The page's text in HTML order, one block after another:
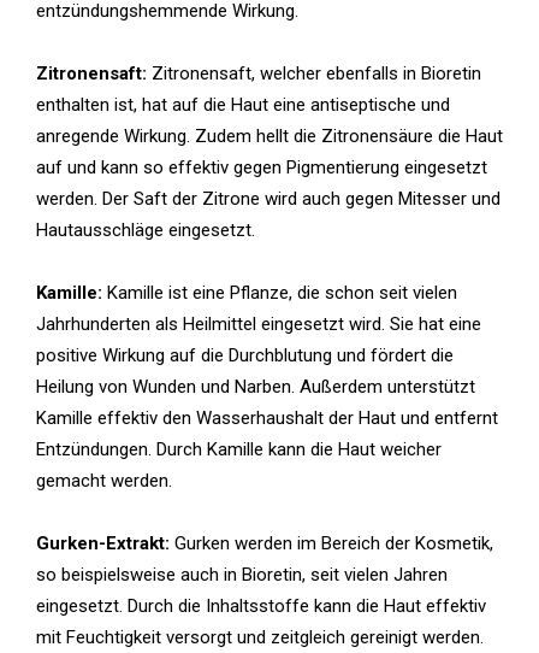
entzündungshemmende Wirkung.
Zitronensaft: Zitronensaft, welcher ebenfalls in Bioretin
enthalten ist, hat auf die Haut eine antiseptische und
anregende Wirkung. Zudem hellt die Zitronensäure die Haut
auf und kann so effektiv gegen Pigmentierung eingesetzt
werden. Der Saft der Zitrone wird auch gegen Mitesser und
Hautausschläge eingesetzt.
Kamille: Kamille ist eine Pflanze, die schon seit vielen
Jahrhunderten als Heilmittel eingesetzt wird. Sie hat eine
positive Wirkung auf die Durchblutung und fördert die
Heilung von Wunden und Narben. Außerdem unterstützt
Kamille effektiv den Wasserhaushalt der Haut und entfernt
Entzündungen. Durch Kamille kann die Haut weicher
gemacht werden.
Gurken-Extrakt: Gurken werden im Bereich der Kosmetik,
so beispielsweise auch in Bioretin, seit vielen Jahren
eingesetzt. Durch die Inhaltsstoffe kann die Haut effektiv
mit Feuchtigkeit versorgt und zeitgleich gereinigt werden.